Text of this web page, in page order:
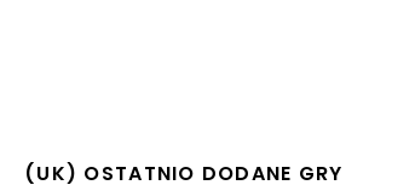
(UK) OSTATNIO DODANE GRY